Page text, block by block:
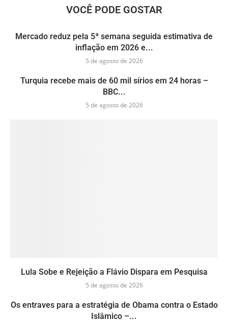
VOCÊ PODE GOSTAR
Mercado reduz pela 5ª semana seguida estimativa de
inflação em 2026 e...
5 de agosto de 2026
Turquia recebe mais de 60 mil sírios em 24 horas –
BBC...
5 de agosto de 2026
Lula Sobe e Rejeição a Flávio Dispara em Pesquisa
5 de agosto de 2026
Os entraves para a estratégia de Obama contra o Estado
Islâmico –...